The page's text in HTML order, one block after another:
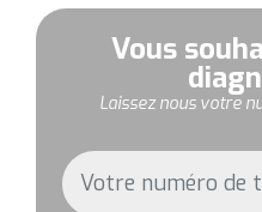
Vous
Laissez nous votre